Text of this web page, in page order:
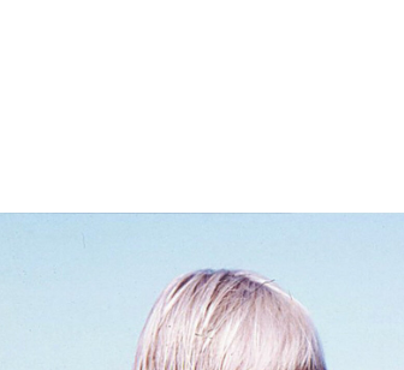
Filmpakete
Gutscheine